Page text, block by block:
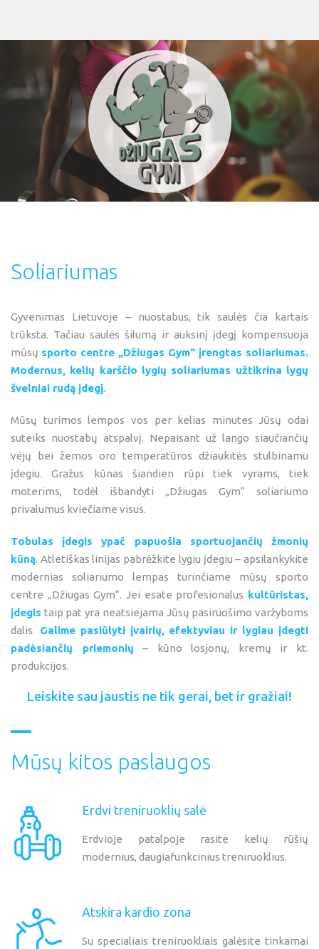
Soliariumas
Gyvenimas Lietuvoje – nuostabus, tik saulės čia kartais
trūksta. Tačiau saulės šilumą ir auksinį įdegį kompensuoja
mūsų sporto centre „Džiugas Gym“ įrengtas soliariumas.
Modernus, kelių karščio lygių soliariumas užtikrina lygų
švelniai rudą įdegį.
Mūsų turimos lempos vos per kelias minutes Jūsų odai
suteiks nuostabų atspalvį. Nepaisant už lango siaučiančių
vėjų bei žemos oro temperatūros džiaukitės stulbinamu
įdegiu. Gražus kūnas šiandien rūpi tiek vyrams, tiek
moterims, todėl išbandyti „Džiugas Gym“ soliariumo
privalumus kviečiame visus.
Tobulas įdegis ypač papuošia sportuojančių žmonių
kūną. Atletiškas linijas pabrėžkite lygiu įdegiu – apsilankykite
modernias soliariumo lempas turinčiame mūsų sporto
centre „Džiugas Gym“. Jei esate profesionalus kultūristas,
įdegis taip pat yra neatsiejama Jūsų pasiruošimo varžyboms
dalis. Galime pasiūlyti įvairių, efektyviau ir lygiau įdegti
padėsiančių priemonių – kūno losjonų, kremų ir kt.
produkcijos.
Leiskite sau jaustis ne tik gerai, bet ir gražiai!
Mūsų kitos paslaugos
Erdvi treniruoklių salė
Erdvioje patalpoje rasite kelių rūšių
modernius, daugiafunkcinius treniruoklius.
Atskira kardio zona
Su specialiais treniruokliais galėsite tinkamai